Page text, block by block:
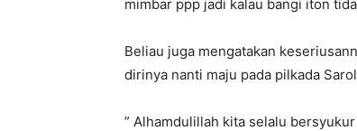
mimbar ppp jadi kalau bangi iton
Beliau juga mengatakan
dirinya nanti maju pada pilkada
” Alhamdulillah kita selalu